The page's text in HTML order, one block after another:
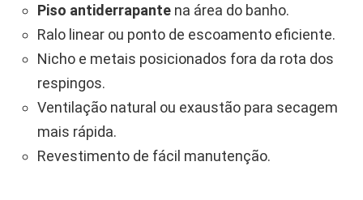
Piso antiderrapante na área do banho.
Ralo linear ou ponto de escoamento eficiente.
Nicho e metais posicionados fora da rota dos
respingos.
Ventilação natural ou exaustão para secagem
mais rápida.
Revestimento de fácil manutenção.